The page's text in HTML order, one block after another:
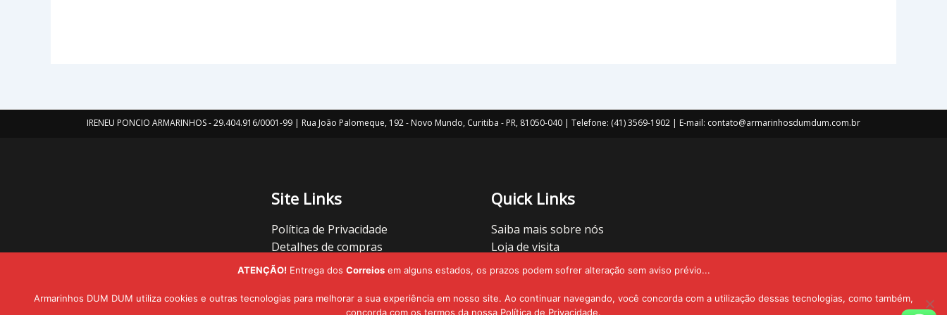
IRENEU PONCIO ARMARINHOS - 29.404.916/0001-99 | Rua João Palomeque, 192 - Novo Mundo, Curitiba - PR, 81050-040 | Telefone: (41) 3569-1902 | E-mail: contato@armarinhosdumdum.com.br
Site Links
Política de Privacidade
Detalhes de compras
Oferecer cupons
Quick Links
Saiba mais sobre nós
Loja de visita
Vamos nos conectar
ATENÇÃO! Entrega dos Correiosem alguns estados, os prazos podem sofrer alteração sem aviso prévio...
Armarinhos DUM DUM utiliza cookies e outras tecnologias para melhorar a sua experiência em nosso site. Ao continuar navegando, você concorda com a utilização dessas tecnologias, como também,
concorda com os termos da nossa Política de Privacidade.